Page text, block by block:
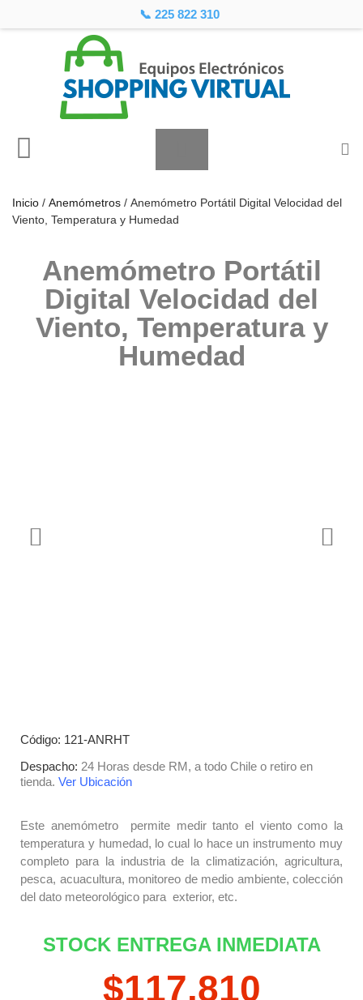
📞 225 822 310
Inicio / Anemómetros / Anemómetro Portátil Digital Velocidad del
Viento, Temperatura y Humedad
Anemómetro Portátil
Digital Velocidad del
Viento, Temperatura y
Humedad
Código: 121-ANRHT
Despacho: 24 Horas desde RM, a todo Chile o retiro en
tienda. Ver Ubicación
Este anemómetro permite medir tanto el viento como la
temperatura y humedad, lo cual lo hace un instrumento muy
completo para la industria de la climatización, agricultura,
pesca, acuacultura, monitoreo de medio ambiente, colección
del dato meteorológico para exterior, etc.
STOCK ENTREGA INMEDIATA
$117.810